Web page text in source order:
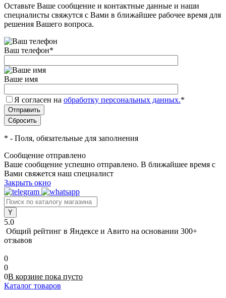
Оставьте Ваше сообщение и контактные данные и наши
специалисты свяжутся с Вами в ближайшее рабочее время для
решения Вашего вопроса.
Ваш телефон*
Ваше имя
Я согласен на обработку персональных данных.*
* - Поля, обязательные для заполнения
Сообщение отправлено
Ваше сообщение успешно отправлено. В ближайшее время с
Вами свяжется наш специалист
Закрыть окно
5.0
Общий рейтинг в Яндексе и Авито на основании 300+
отзывов
0
0
0В корзине пока пусто
Каталог товаров